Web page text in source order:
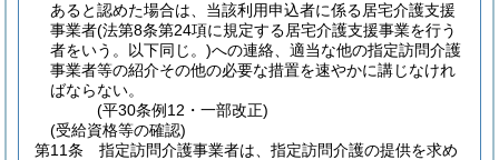
あると認めた場合は、当該利用申込者に係る居宅介護支援
事業者(法第8条第24項に規定する居宅介護支援事業を行う
者をいう。以下同じ。)への連絡、適当な他の指定訪問介護
事業者等の紹介その他の必要な措置を速やかに講じなけれ
ばならない。
(平30条例12・一部改正)
(受給資格等の確認)
第11条
指定訪問介護事業者は、指定訪問介護の提供を求め